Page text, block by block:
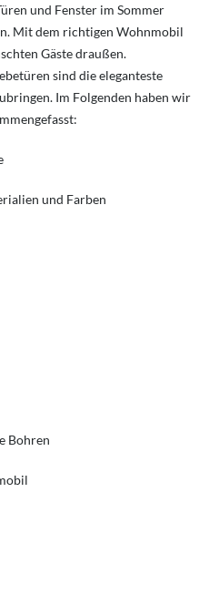
und Fenster im Sommer
Mit dem richtigen Wohnmobil
Gäste draußen.
sind die eleganteste
Im Folgenden haben wir
und Farben
Bohren